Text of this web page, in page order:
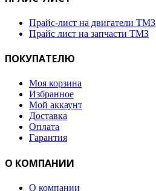
Прайс-лист на двигатели ТМЗ
Прайс лист на запчасти ТМЗ
ПОКУПАТЕЛЮ
Моя корзина
Избранное
Мой аккаунт
Доставка
Оплата
Гарантия
О КОМПАНИИ
О компании